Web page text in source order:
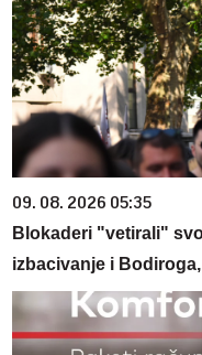
09. 08. 2026 05:35
Blokaderi "vetirali"
izbacivanje i